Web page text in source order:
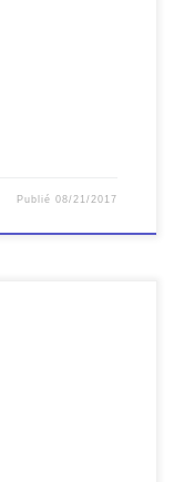
Publié08/21/2017